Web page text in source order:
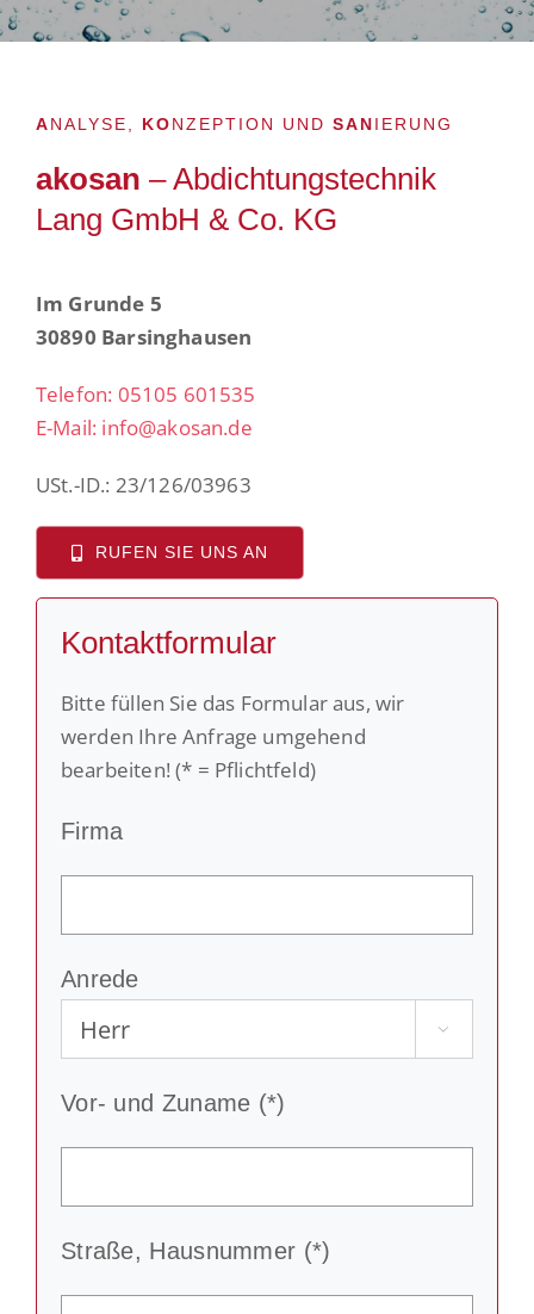
Impressum
ANALYSE, KONZEPTION UND SANIERUNG
akosan – Abdichtungstechnik
Lang GmbH & Co. KG
Im Grunde 5
30890 Barsinghausen
Telefon: 05105 601535
E-Mail: info@akosan.de
USt.-ID.: 23/126/03963
RUFEN SIE UNS AN
Kontaktformular
Bitte füllen Sie das Formular aus, wir
werden Ihre Anfrage umgehend
bearbeiten! (* = Pflichtfeld)
Firma
Anrede

Vor- und Zuname (*)
Straße, Hausnummer (*)